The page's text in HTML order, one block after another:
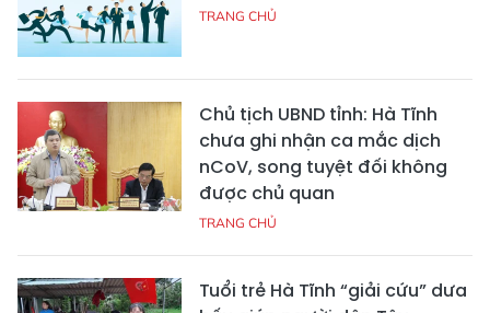
TRANG CHỦ
Chủ tịch UBND tỉnh: Hà Tĩnh
chưa ghi nhận ca mắc dịch
nCoV, song tuyệt đối không
được chủ quan
TRANG CHỦ
Tuổi trẻ Hà Tĩnh “giải cứu” dưa